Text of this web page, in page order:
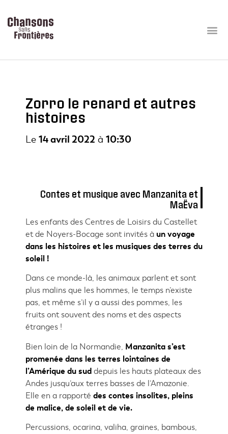
Zorro le renard et autres
histoires
Le 14 avril 2022 à 10:30
Contes et musique avec Manzanita et
MaËva
Les enfants des Centres de Loisirs du Castellet
et de Noyers-Bocage sont invités à un voyage
dans les histoires et les musiques des terres du
soleil !
Dans ce monde-là, les animaux parlent et sont
plus malins que les hommes, le temps n’existe
pas, et même s’il y a aussi des pommes, les
fruits ont souvent des noms et des aspects
étranges !
Bien loin de la Normandie, Manzanita s’est
promenée dans les terres lointaines de
l’Amérique du sud depuis les hauts plateaux des
Andes jusqu’aux terres basses de l’Amazonie.
Elle en a rapporté des contes insolites, pleins
de malice, de soleil et de vie.
Percussions, ocarina, valiha, graines, bambous,